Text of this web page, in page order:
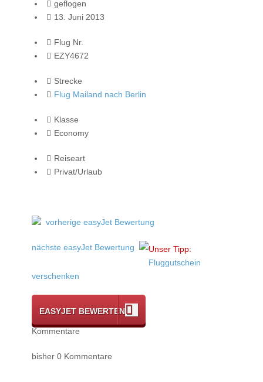
geflogen
13. Juni 2013
Flug Nr.
EZY4672
Strecke
Flug Mailand nach Berlin
Klasse
Economy
Reiseart
Privat/Urlaub
vorherige easyJet Bewertung
nächste easyJet Bewertung
Unser Tipp:
Fluggutschein
verschenken
EASYJET BEWERTEN
Kommentare
bisher 0 Kommentare